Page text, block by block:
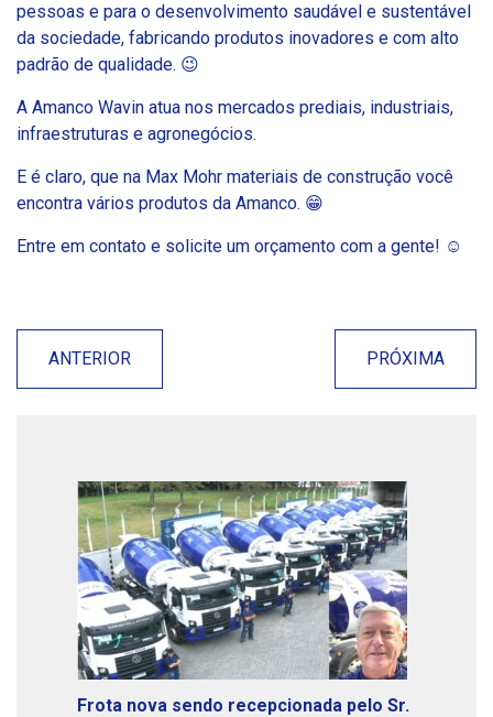
pessoas e para o desenvolvimento saudável e sustentável
da sociedade, fabricando produtos inovadores e com alto
padrão de qualidade. 😉
A Amanco Wavin atua nos mercados prediais, industriais,
infraestruturas e agronegócios.
E é claro, que na Max Mohr materiais de construção você
encontra vários produtos da Amanco. 😁
Entre em contato e solicite um orçamento com a gente! ☺️
ANTERIOR PRÓXIMA
Frota nova sendo recepcionada pelo Sr.